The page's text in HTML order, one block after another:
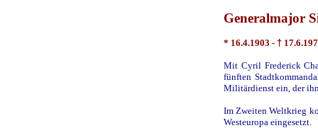
Generalmajor
* 16.4.1903 - †
Mit Cyril Frederick
fünften
Militärdienst ein, der
Im Zweiten Weltkrieg
Westeuropa eingesetzt.